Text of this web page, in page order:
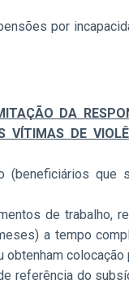
por
DA
VÍTIMAS DE
(beneficiários
de trabalho,
a tempo
referência do